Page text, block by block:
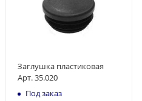
Заглушка пластиковая
Арт. 35.020
Под заказ